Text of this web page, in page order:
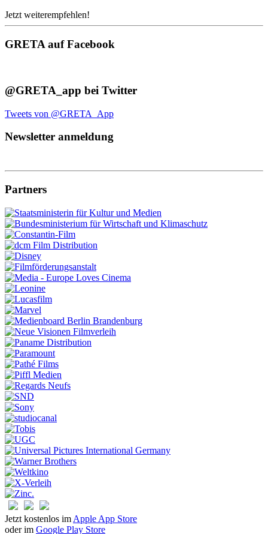
Jetzt weiterempfehlen!
GRETA auf Facebook
@GRETA_app bei Twitter
Tweets von @GRETA_App
Newsletter anmeldung
Partners
Jetzt kostenlos im Apple App Store
oder im Google Play Store